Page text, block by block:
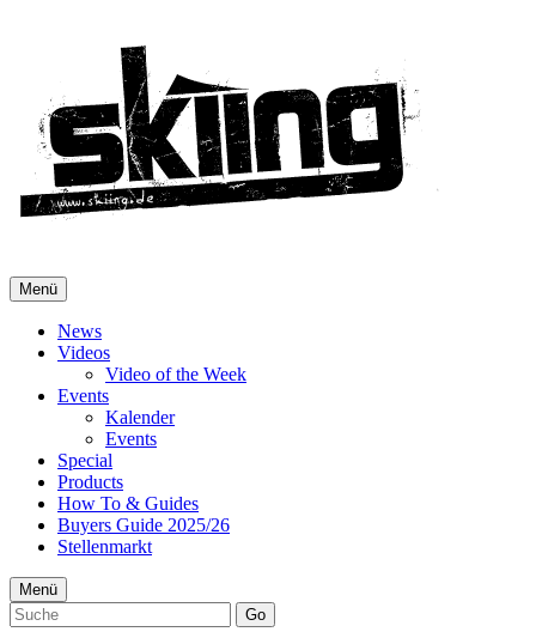
Menü
News
Videos
Video of the Week
Events
Kalender
Events
Special
Products
How To & Guides
Buyers Guide 2025/26
Stellenmarkt
Menü
Go